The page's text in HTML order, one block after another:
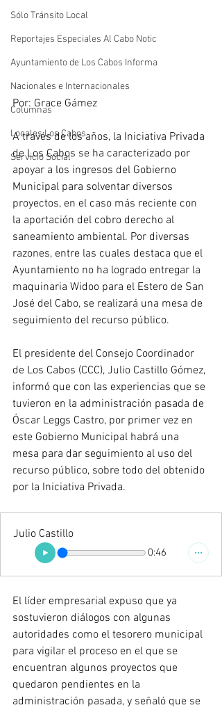
Sólo Tránsito Local
Reportajes Especiales Al Cabo Notic
Ayuntamiento de Los Cabos Informa
Nacionales e Internacionales
Columnas
Locales Los Cabos
Servicio Social
Por: Grace Gámez
A través de los años, la Iniciativa Privada
de Los Cabos se ha caracterizado por
apoyar a los ingresos del Gobierno
Municipal para solventar diversos
proyectos, en el caso más reciente con
la aportación del cobro derecho al
saneamiento ambiental. Por diversas
razones, entre las cuales destaca que el
Ayuntamiento no ha logrado entregar la
maquinaria Widoo para el Estero de San
José del Cabo, se realizará una mesa de
seguimiento del recurso público.
El presidente del Consejo Coordinador
de Los Cabos (CCC), Julio Castillo Gómez,
informó que con las experiencias que se
tuvieron en la administración pasada de
Óscar Leggs Castro, por primer vez en
este Gobierno Municipal habrá una
mesa para dar seguimiento al uso del
recurso público, sobre todo del obtenido
por la Iniciativa Privada.
Julio Castillo
0:46
El líder empresarial expuso que ya
sostuvieron diálogos con algunas
autoridades como el tesorero municipal
para vigilar el proceso en el que se
encuentran algunos proyectos que
quedaron pendientes en la
administración pasada, y señaló que se